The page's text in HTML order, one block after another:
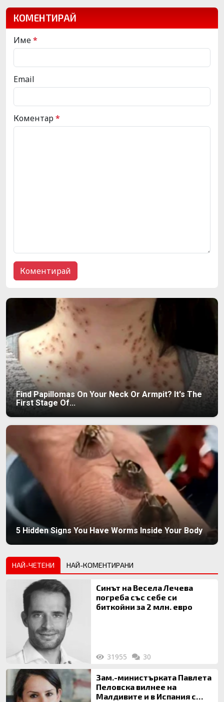
КОМЕНТИРАЙ
Име*
Email
Коментар*
Find Papillomas On Your Neck Or Armpit? It's The
First Stage Of...
5 Hidden Signs You Have Worms Inside Your Body
НАЙ-ЧЕТЕНИ НАЙ-КОМЕНТИРАНИ
Синът на Весела Лечева
погреба със себе си
биткойни за 2 млн. евро
31955 30
Зам.-министърката Павлета
Пеловска вилнее на
Малдивите и в Испания с